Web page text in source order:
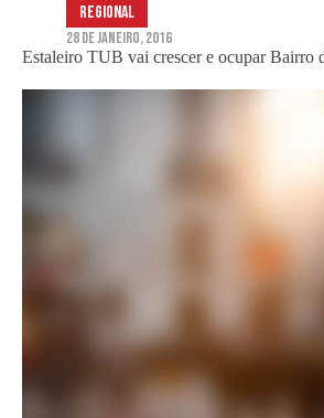
Estaleiro TUB vai crescer e ocupar Bairro
Regional
28 de Janeiro, 2016